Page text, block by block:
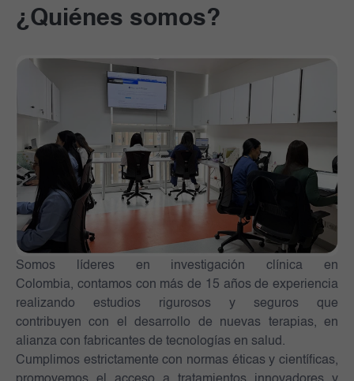
¿Quiénes somos?
Somos líderes en investigación clínica en
Colombia, contamos con más de 15 años de experiencia
realizando estudios rigurosos y seguros que
contribuyen con el desarrollo de nuevas terapias, en
alianza con fabricantes de tecnologías en salud.
Cumplimos estrictamente con normas éticas y científicas,